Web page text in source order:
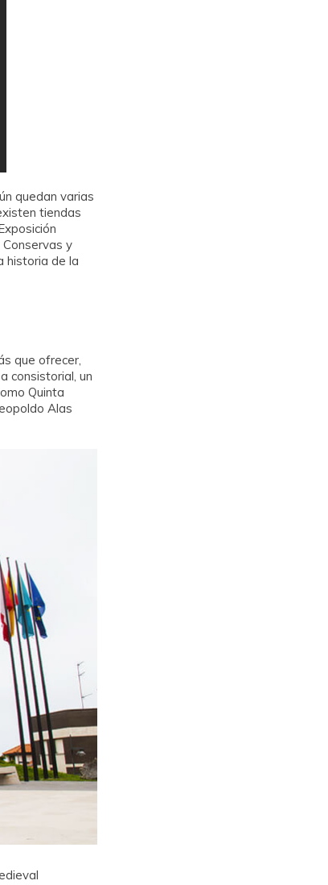
quedan varias
tiendas
y
historia de la
que ofrecer,
consistorial, un
Quinta
Alas